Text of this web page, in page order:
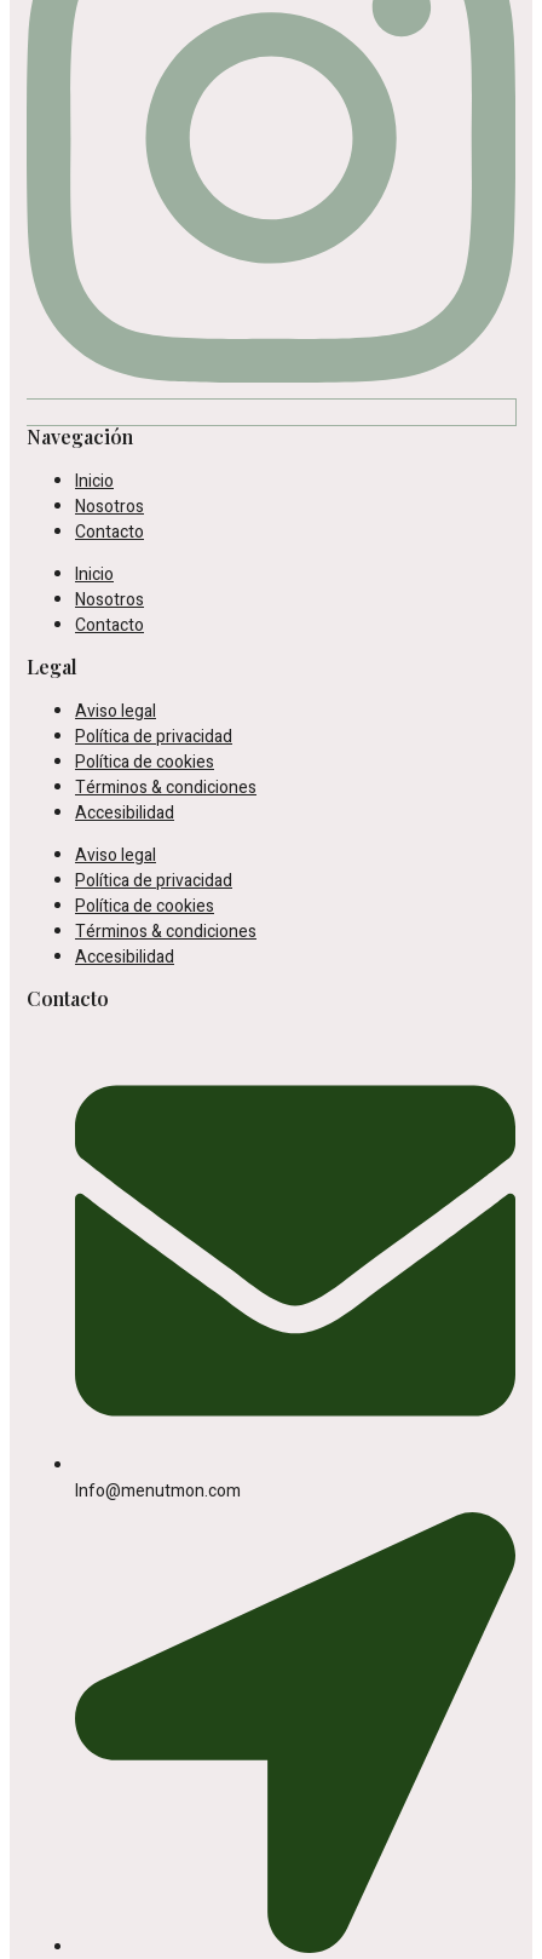
Navegación
Inicio
Nosotros
Contacto
Inicio
Nosotros
Contacto
Legal
Aviso legal
Política de privacidad
Política de cookies
Términos & condiciones
Accesibilidad
Aviso legal
Política de privacidad
Política de cookies
Términos & condiciones
Accesibilidad
Contacto
Info@menutmon.com